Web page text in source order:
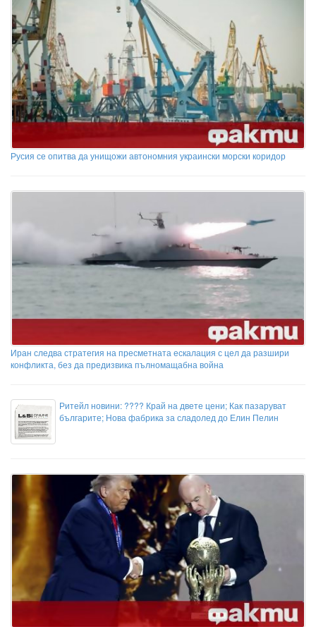
Русия се опитва да унищожи автономния украински морски коридор
Иран следва стратегия на пресметната ескалация с цел да разшири
конфликта, без да предизвика пълномащабна война
Ритейл новини: ???? Край на двете цени; Как пазаруват
българите; Нова фабрика за сладолед до Елин Пелин